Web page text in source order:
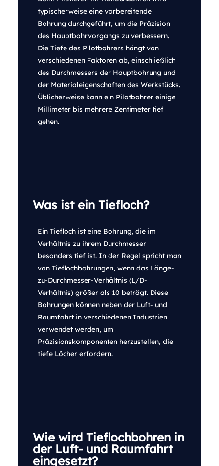
typischerweise eine vorbereitende
Bohrung durchgeführt, um die Präzision
des Hauptbohrvorgangs zu verbessern.
Die Tiefe des Pilotbohrers hängt von
verschiedenen Faktoren ab, einschließlich
des Durchmessers der Hauptbohrung und
der Materialeigenschaften des Werkstücks.
Üblicherweise kann ein Pilotbohrer einige
Millimeter bis mehrere Zentimeter tief
gehen.
Was ist ein Tiefloch?
Ein Tiefloch ist eine Bohrung, die im
Verhältnis zu ihrem Durchmesser
besonders tief ist. In der Regel spricht man
von Tieflochbohrungen, wenn das Länge-
zu-Durchmesser-Verhältnis (L/D-
Verhältnis) größer als 10 beträgt. Diese
Bohrungen können neben der Luft- und
Raumfahrt in verschiedenen Industrien
verwendet werden, um
Präzisionskomponenten herzustellen, die
tiefe Löcher erfordern.
Wie wird Tieflochbohren in
der Luft- und Raumfahrt
eingesetzt?